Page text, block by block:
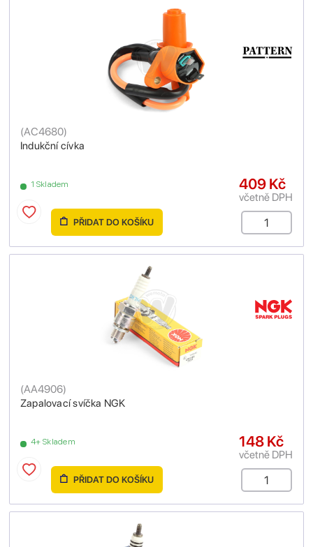
Indukční cívka
(AC4680)
1 Skladem 409 Kč
včetně DPH
PŘIDAT DO KOŠÍKU
Zapalovací svíčka NGK
(AA4906)
4+ Skladem 148 Kč
včetně DPH
PŘIDAT DO KOŠÍKU